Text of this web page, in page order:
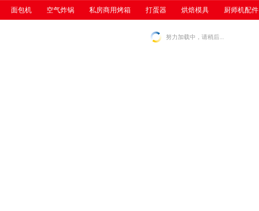
面包机 空气炸锅 私房商用烤箱 打蛋器 烘焙模具 厨师机配件
努力加载中，请稍后...